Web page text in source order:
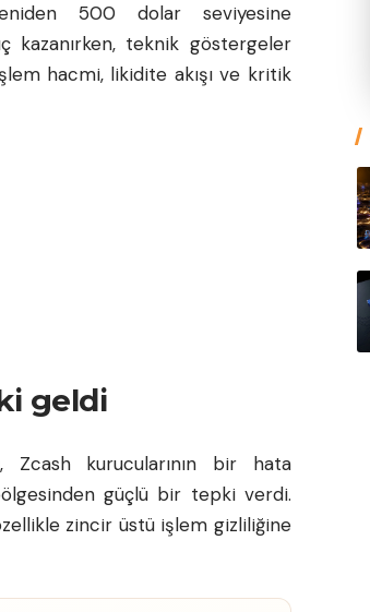
500 dolar seviyesine
kazanırken, teknik göstergeler
hacmi, likidite akışı ve kritik
geldi
Zcash kurucularının bir hata
güçlü bir tepki verdi.
zincir üstü işlem gizliliğine